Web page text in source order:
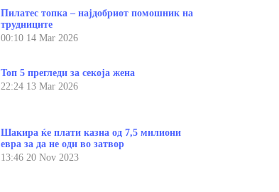
Пилатес топка – најдобриот помошник на
трудниците
00:10 14 Mar 2026
Топ 5 прегледи за секоја жена
22:24 13 Mar 2026
Шакира ќе плати казна од 7,5 милиони
евра за да не оди во затвор
13:46 20 Nov 2023